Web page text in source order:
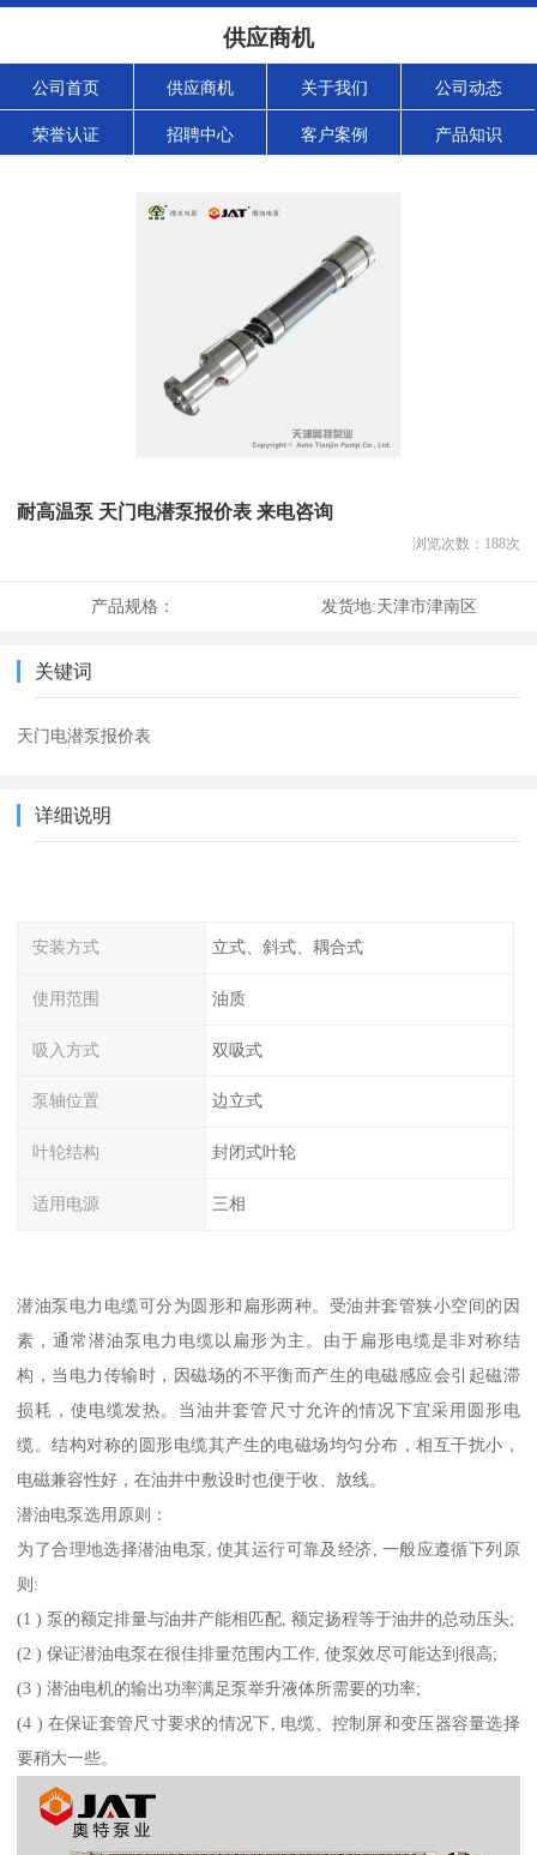
供应商机
公司首页 供应商机 关于我们 公司动态
荣誉认证 招聘中心 客户案例 产品知识
耐高温泵 天门电潜泵报价表 来电咨询
浏览次数： 188次
产品规格： 发货地:天津市津南区
关键词
天门电潜泵报价表
详细说明
安装方式 立式、斜式、耦合式
使用范围 油质
吸入方式 双吸式
泵轴位置 边立式
叶轮结构 封闭式叶轮
适用电源 三相
潜油泵电力电缆可分为圆形和扁形两种。受油井套管狭小空间的因
素，通常潜油泵电力电缆以扁形为主。由于扁形电缆是非对称结
构，当电力传输时，因磁场的不平衡而产生的电磁感应会引起磁滞
损耗，使电缆发热。当油井套管尺寸允许的情况下宜采用圆形电
缆。结构对称的圆形电缆其产生的电磁场均匀分布，相互干扰小，
电磁兼容性好，在油井中敷设时也便于收、放线。
潜油电泵选用原则：
为了合理地选择潜油电泵, 使其运行可靠及经济, 一般应遵循下列原
则:
(1 ) 泵的额定排量与油井产能相匹配, 额定扬程等于油井的总动压头;
(2 ) 保证潜油电泵在很佳排量范围内工作, 使泵效尽可能达到很高;
(3 ) 潜油电机的输出功率满足泵举升液体所需要的功率;
(4 ) 在保证套管尺寸要求的情况下, 电缆、控制屏和变压器容量选择
要稍大一些。